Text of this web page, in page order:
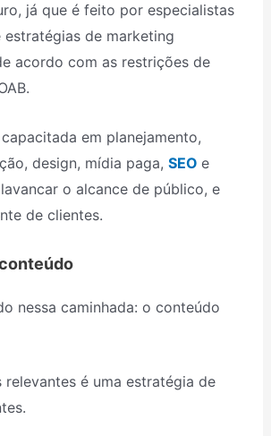
já que é feito por especialistas
estratégias de marketing
acordo com as restrições de
em planejamento,
design, mídia paga, SEO e
o alcance de público, e
de clientes.
nessa caminhada: o conteúdo
relevantes é uma estratégia de